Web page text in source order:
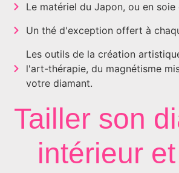
Le matériel du Japon, ou en
Un thé d'exception offert à
Les outils de la création
l'art-thérapie, du magnétisme
votre diamant.
Tailler son
intérieur